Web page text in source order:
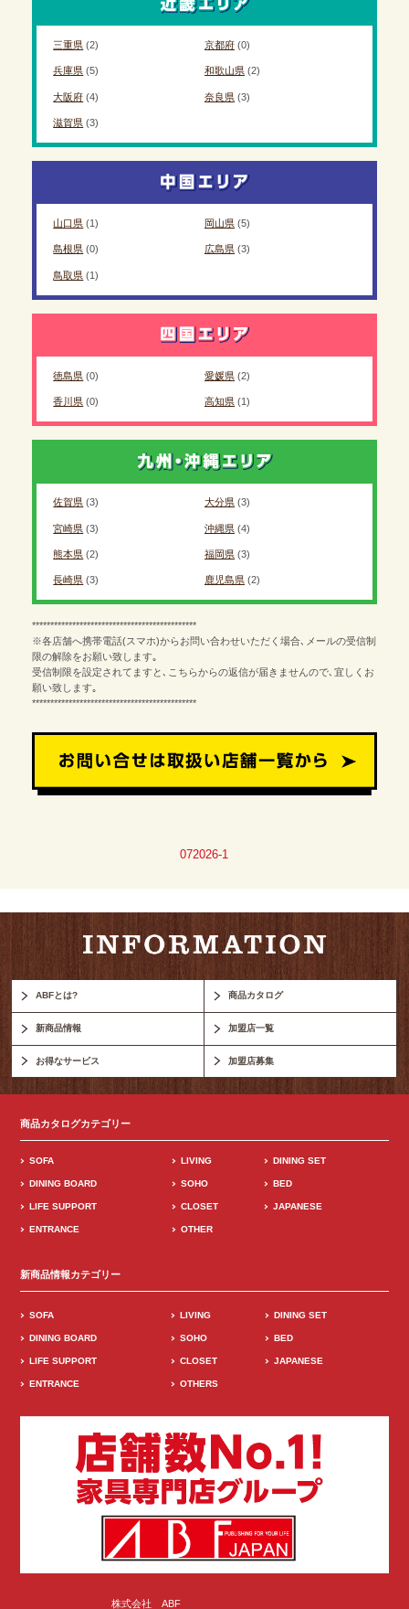
三重県 (2) 京都府(0)
兵庫県 (5) 和歌山県(2)
大阪府 (4) 奈良県(3)
滋賀県 (3)
山口県 (1) 岡山県(5)
島根県 (0) 広島県(3)
鳥取県 (1)
徳島県 (0) 愛媛県(2)
香川県 (0) 高知県(1)
佐賀県 (3) 大分県(3)
宮崎県 (3) 沖縄県(4)
熊本県 (2) 福岡県(3)
長崎県 (3) 鹿児島県(2)
*********************************************
※各店舗へ携帯電話(スマホ)からお問い合わせいただく場合､メールの受信制
限の解除をお願い致します｡
受信制限を設定されてますと､こちらからの返信が届きませんので､宜しくお
願い致します｡
*********************************************
072026-1
ABFとは? 商品カタログ
新商品情報 加盟店一覧
お得なサービス 加盟店募集
商品カタログカテゴリー
SOFA LIVING DINING SET
DINING BOARD SOHO BED
LIFE SUPPORT CLOSET JAPANESE
ENTRANCE OTHER
新商品情報カテゴリー
SOFA LIVING DINING SET
DINING BOARD SOHO BED
LIFE SUPPORT CLOSET JAPANESE
ENTRANCE OTHERS
株式会社 ABF